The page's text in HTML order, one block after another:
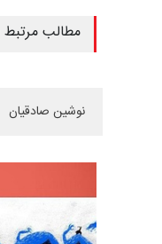
مطالب مرتبط